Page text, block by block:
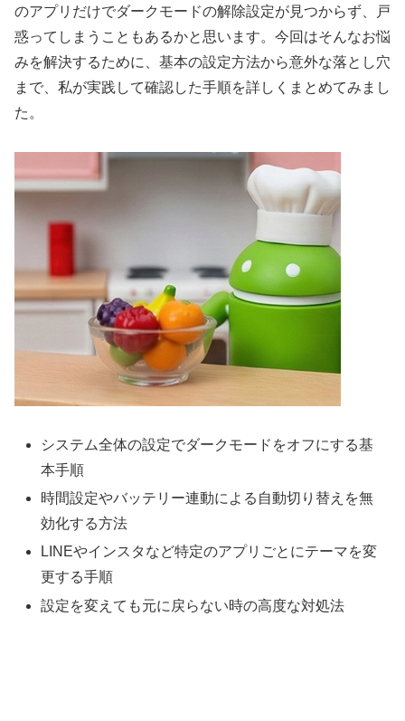
のアプリだけでダークモードの解除設定が見つからず、戸
惑ってしまうこともあるかと思います。今回はそんなお悩
みを解決するために、基本の設定方法から意外な落とし穴
まで、私が実践して確認した手順を詳しくまとめてみまし
た。
システム全体の設定でダークモードをオフにする基
本手順
時間設定やバッテリー連動による自動切り替えを無
効化する方法
LINEやインスタなど特定のアプリごとにテーマを変
更する手順
設定を変えても元に戻らない時の高度な対処法